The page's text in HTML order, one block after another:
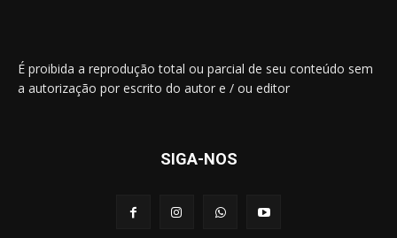
É proibida a reprodução total ou parcial de seu conteúdo sem
a autorização por escrito do autor e / ou editor
SIGA-NOS